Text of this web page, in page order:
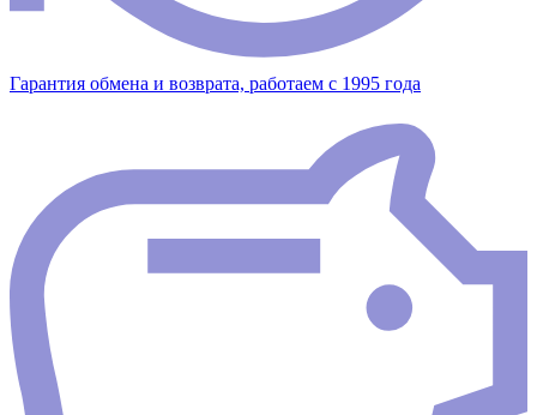
Гарантия обмена и возврата, работаем с 1995 года